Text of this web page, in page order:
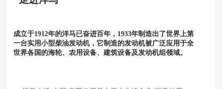
成立于1912年的洋马已奋进百年，1933年制造出了世界上第
一台实用小型柴油发动机，它制造的发动机被广泛应用于全
世界各国的海轮、农用设备、建筑设备及发动机组领域。